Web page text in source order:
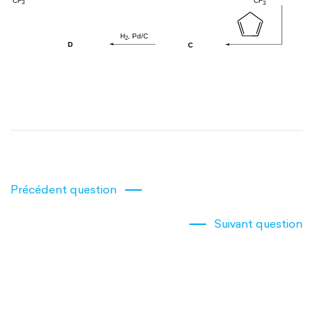
Précédent question
Suivant question